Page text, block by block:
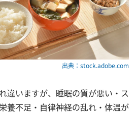
出典：stock.adobe.com
違いますが、睡眠の質が悪い・ス
養不足・自律神経の乱れ・体温が